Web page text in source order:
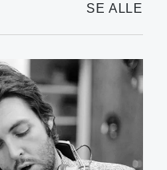
SE ALLE